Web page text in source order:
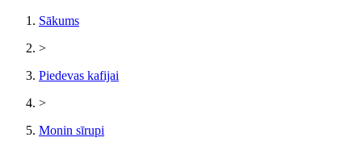
Sākums
>
Piedevas kafijai
>
Monin sīrupi